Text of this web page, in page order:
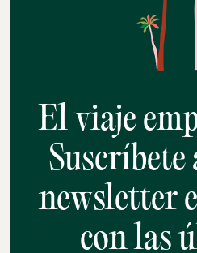
El viaje
Suscríbete
newsletter
con las